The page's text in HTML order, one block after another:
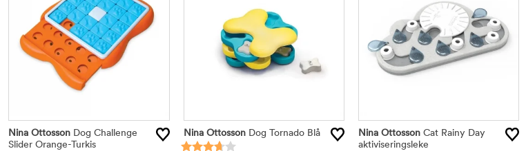
Nina Ottosson Dog Challenge
Slider Orange-Turkis
Nina OttossonDog Tornado Blå Nina OttossonCat Rainy Day
aktiviseringsleke